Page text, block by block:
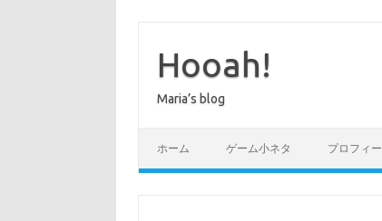
Hooah!
Maria’s blog
ホーム ゲーム小ネタ プロフィ